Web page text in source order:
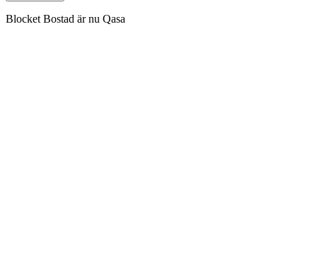
Blocket Bostad är nu Qasa